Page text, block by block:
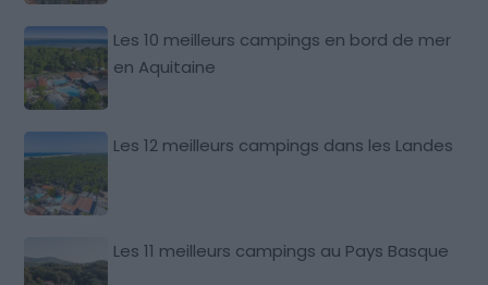
Les 10 meilleurs campings en bord de mer
en Aquitaine
Les 12 meilleurs campings dans les Landes
Les 11 meilleurs campings au Pays Basque